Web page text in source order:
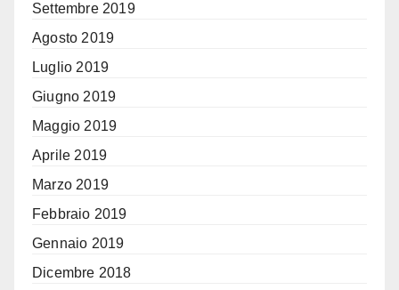
Settembre 2019
Agosto 2019
Luglio 2019
Giugno 2019
Maggio 2019
Aprile 2019
Marzo 2019
Febbraio 2019
Gennaio 2019
Dicembre 2018